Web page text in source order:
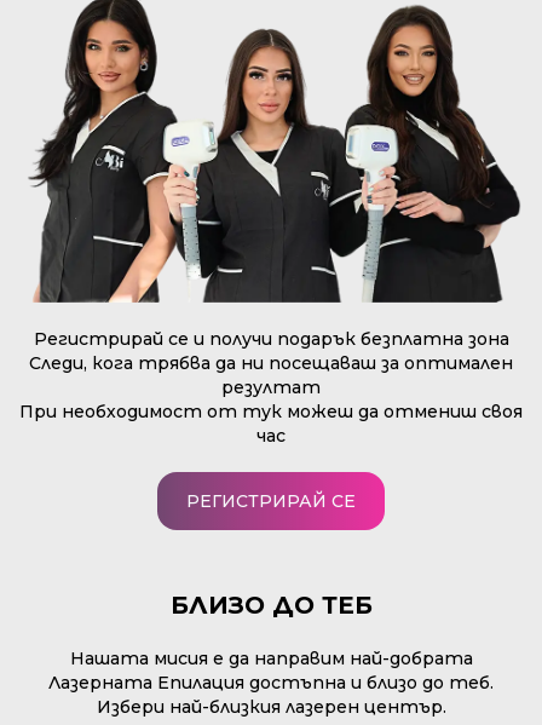
Регистрирай се и получи подарък безплатна зона
Следи, кога трябва да ни посeщаваш за оптимален
резултат
При необходимост от тук можеш да отмениш своя
час
РЕГИСТРИРАЙ СЕ
БЛИЗО ДО ТЕБ
Нашата мисия е да направим най-добрата
Лазерната Епилация достъпна и близо до теб.
Избери най-близкия лазерен център.